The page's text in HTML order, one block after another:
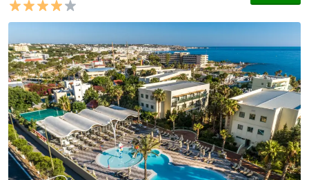
Star Beach Village & Waterpark afbeeldingen